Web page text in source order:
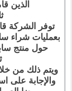
الذين
توفر الشركة
بعمليات شراء
حول منتج
ويتم ذلك من
والإجابة على